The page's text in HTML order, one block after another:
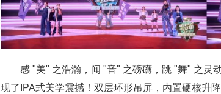
感 "美" 之浩瀚，闻 "音" 之磅礴，跳 "舞" 之灵
现了IPA式美学震撼！双层环形吊屏，内置硬核升